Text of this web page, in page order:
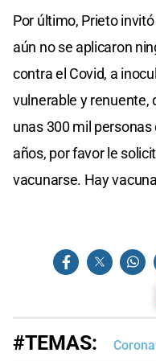
Por último, Prieto
aún no se aplicaron
contra el Covid, a
vulnerable y renuente,
unas 300 mil
años, por favor le
vacunarse. Hay
#TEMAS: